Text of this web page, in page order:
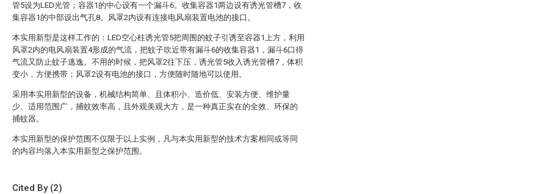
管5设为LED光管；容器1的中心设有一个漏斗6。收集容器1两边设有诱光管槽7，收
集容器1的中部设出气孔8。风罩2内设有连接电风扇装置电池的接口。
本实用新型是这样工作的：LED空心柱诱光管5把周围的蚊子引诱至容器1上方，利用
风罩2内的电风扇装置4形成的气流，把蚊子吹近带有漏斗6的收集容器1，漏斗6口得
气流又防止蚊子逃逸。不用的时候，把风罩2往下压，诱光管5收入诱光管槽7，体积
变小，方便携带；风罩2设有电池的接口，方便随时随地可以使用。
采用本实用新型的设备，机械结构简单、且体积小、造价低、安装方便、维护量
少、适用范围广，捕蚊效率高，且外观美观大方，是一种真正实在的全效、环保的
捕蚊器。
本实用新型的保护范围不仅限于以上实例，凡与本实用新型的技术方案相同或等同
的内容均落入本实用新型之保护范围。
Cited By (2)